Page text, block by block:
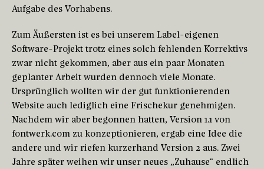
Aufgabe des Vorhabens.
Zum Äußersten ist es bei unserem Label-eigenen
Software-Projekt trotz eines solch fehlenden Korrektivs
zwar nicht gekommen, aber aus ein paar Monaten
geplanter Arbeit wurden dennoch viele Monate.
Ursprünglich wollten wir der gut funktionierenden
Website auch lediglich eine Frischekur genehmigen.
Nachdem wir aber begonnen hatten, Version 1.1 von
fontwerk.com zu konzeptionieren, ergab eine Idee die
andere und wir riefen kurzerhand Version 2 aus. Zwei
Jahre später weihen wir unser neues „Zuhause“ endlich